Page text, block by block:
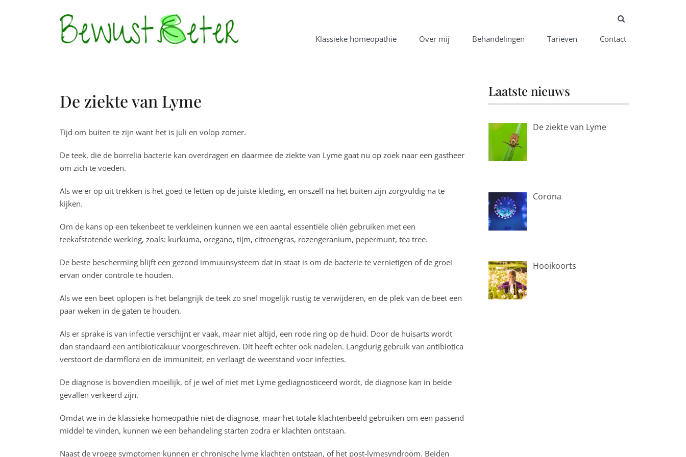
Homeopathie
Almere
Klassieke homeopathie Over mij Behandelingen Tarieven Contact
De ziekte van Lyme
Tijd om buiten te zijn want het is juli en volop zomer.
De teek, die de borrelia bacterie kan overdragen en daarmee de ziekte van Lyme gaat nu op zoek naar een gastheer
om zich te voeden.
Als we er op uit trekken is het goed te letten op de juiste kleding, en onszelf na het buiten zijn zorgvuldig na te
kijken.
Om de kans op een tekenbeet te verkleinen kunnen we een aantal essentiële oliën gebruiken met een
teekafstotende werking, zoals: kurkuma, oregano, tijm, citroengras, rozengeranium, pepermunt, tea tree.
De beste bescherming blijft een gezond immuunsysteem dat in staat is om de bacterie te vernietigen of de groei
ervan onder controle te houden.
Als we een beet oplopen is het belangrijk de teek zo snel mogelijk rustig te verwijderen, en de plek van de beet een
paar weken in de gaten te houden.
Als er sprake is van infectie verschijnt er vaak, maar niet altijd, een rode ring op de huid. Door de huisarts wordt
dan standaard een antibioticakuur voorgeschreven. Dit heeft echter ook nadelen. Langdurig gebruik van antibiotica
verstoort de darmflora en de immuniteit, en verlaagt de weerstand voor infecties.
De diagnose is bovendien moeilijk, of je wel of niet met Lyme gediagnosticeerd wordt, de diagnose kan in beide
gevallen verkeerd zijn.
Omdat we in de klassieke homeopathie niet de diagnose, maar het totale klachtenbeeld gebruiken om een passend
middel te vinden, kunnen we een behandeling starten zodra er klachten ontstaan.
Naast de vroege symptomen kunnen er chronische lyme klachten ontstaan, of het post-lymesyndroom. Beiden
Laatste nieuws
De ziekte van Lyme
Corona
Hooikoorts